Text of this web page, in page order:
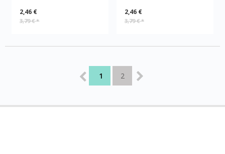
2,46 €
3,79 €*
2,46 €
3,79 €*
1 2